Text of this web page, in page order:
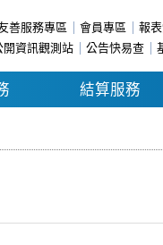
善服務專區 會員專區 報表
開資訊觀測站
公告快易查
結算服務